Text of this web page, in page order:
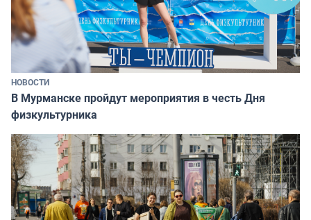
НОВОСТИ
В Мурманске пройдут мероприятия в честь Дня
физкультурника